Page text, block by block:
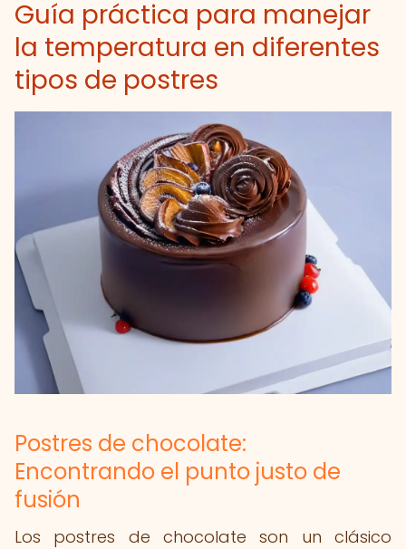
Guía práctica para manejar
la temperatura en diferentes
tipos de postres
Postres de chocolate:
Encontrando el punto justo de
fusión
Los postres de chocolate son un clásico